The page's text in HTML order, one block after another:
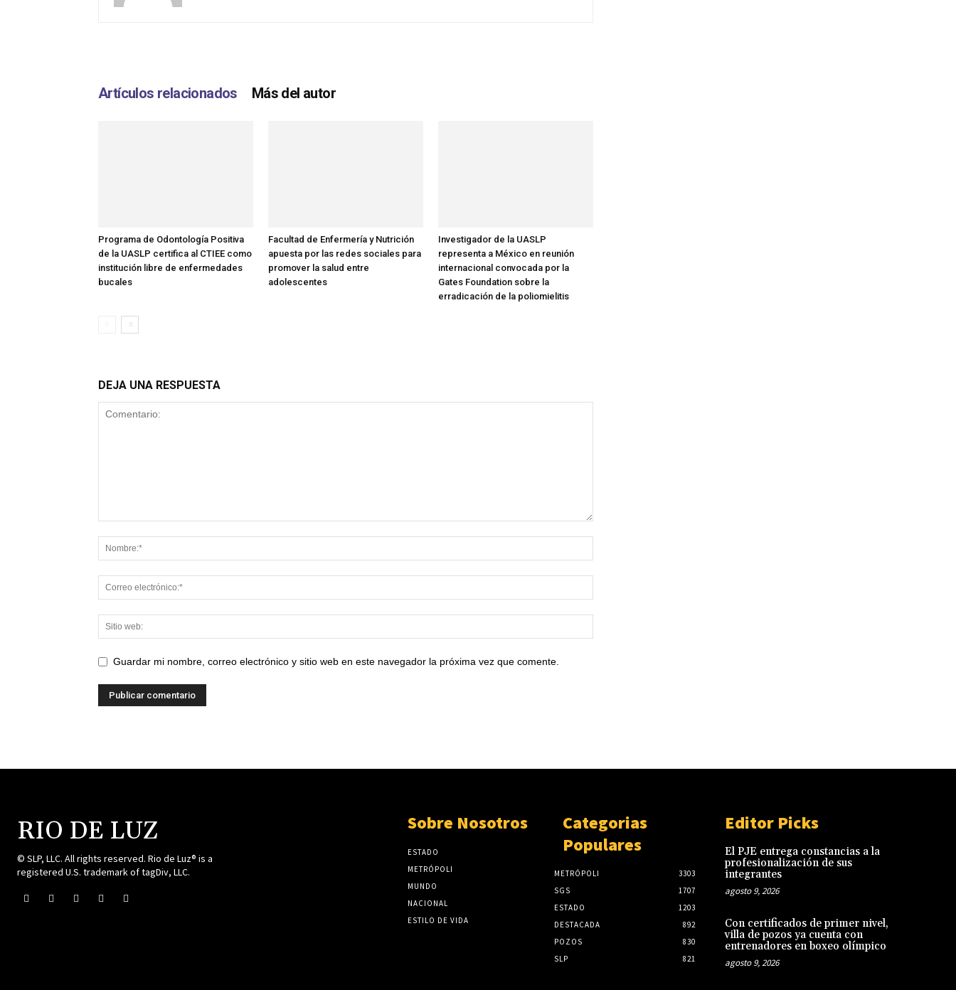
Artículos relacionados Más del autor
Programa de Odontología Positiva
de la UASLP certifica al CTIEE como
institución libre de enfermedades
bucales
Facultad de Enfermería y Nutrición
apuesta por las redes sociales para
promover la salud entre
adolescentes
Investigador de la UASLP
representa a México en reunión
internacional convocada por la
Gates Foundation sobre la
erradicación de la poliomielitis
DEJA UNA RESPUESTA
Guardar mi nombre, correo electrónico y sitio web en este navegador la próxima vez que comente.
RIO DE LUZ
© SLP, LLC. All rights reserved. Rio de Luz® is a
registered U.S. trademark of tagDiv, LLC.
Sobre Nosotros
ESTADO
METRÓPOLI
MUNDO
NACIONAL
ESTILO DE VIDA
Categorias
Populares
METRÓPOLI
3303
SGS
1707
ESTADO
1203
DESTACADA
892
POZOS
830
SLP
821
Editor Picks
El PJE entrega constancias a la
profesionalización de sus
integrantes
agosto 9, 2026
Con certificados de primer nivel,
villa de pozos ya cuenta con
entrenadores en boxeo olímpico
agosto 9, 2026